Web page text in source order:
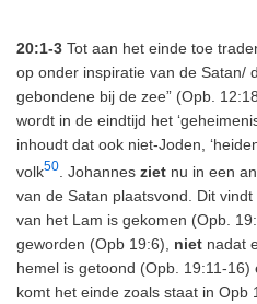
20:1-3 Tot aan het einde toe
op onder inspiratie van de Satan/
gebondene bij de zee” (Opb.
wordt in de eindtijd het
inhoudt dat ook niet-Joden,
volk50 . Johannes ziet nu in een
van de Satan plaatsvond. Dit vindt
van het Lam is gekomen (Opb.
geworden (Opb 19:6), niet nadat
hemel is getoond (Opb. 19:11-16)
komt het einde zoals staat in Opb